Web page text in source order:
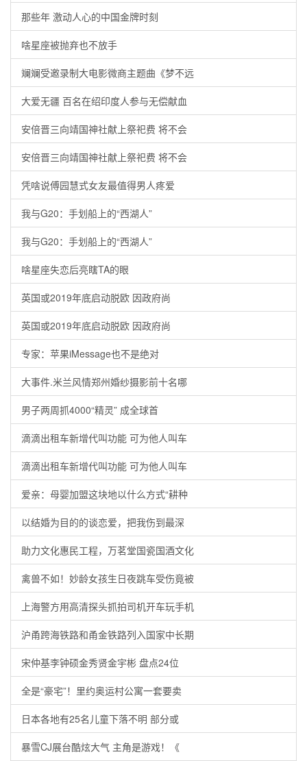
那些年 激动人心的中国金牌时刻
啥星座被抛弃也不放手
斓斓受邀录制大电影微商主题曲《梦不远
大爱无疆 百名在绍印度人参与无偿献血
安倍晋三向靖国神社献上祭祀费 将不会
安倍晋三向靖国神社献上祭祀费 将不会
凭啥说傅园慧式女友最值得男人疼爱
我与G20：手划船上的“西湖人”
我与G20：手划船上的“西湖人”
啥星座失恋后亮瞎TA的眼
英国或2019年底启动脱欧 因政府尚
英国或2019年底启动脱欧 因政府尚
专家：苹果iMessage也不是绝对
大事件.米兰风情郑州婚纱摄影前十名哪
男子两周抓4000“精灵” 成全球首
滴滴出租车新增代叫功能 可为他人叫车
滴滴出租车新增代叫功能 可为他人叫车
爱亲：母婴加盟这块地以什么方式“耕种
以结婚为目的的谈恋爱，把我伤到最深
助力文化惠民工程，万茗堂国瓷国酒文化
禽兽不如！妙龄女孩生日夜跳车受伤竟被
上海警方用高清探头抓拍司机开车玩手机
沪甬跨海铁路和甬金铁路列入国家中长期
宋仲基李钟硕金秀贤金宇彬 盘点24位
全是“豪宅”！里约奥运村公寓一套要卖
日本各地有25名儿童下落不明 部分或
暴雪CJ展台酷炫大气 主角是游戏！《